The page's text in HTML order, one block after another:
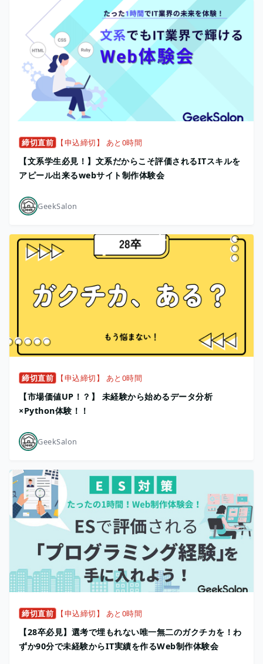
締切直前 【申込締切】 あと0時間
【文系学生必見！】文系だからこそ評価されるITスキルを
アピール出来るwebサイト制作体験会
GeekSalon
締切直前 【申込締切】 あと0時間
【市場価値UP！？】 未経験から始めるデータ分析
×Python体験！！
GeekSalon
締切直前 【申込締切】 あと0時間
【28卒必見】選考で埋もれない唯一無二のガクチカを！わ
ずか90分で未経験からIT実績を作るWeb制作体験会